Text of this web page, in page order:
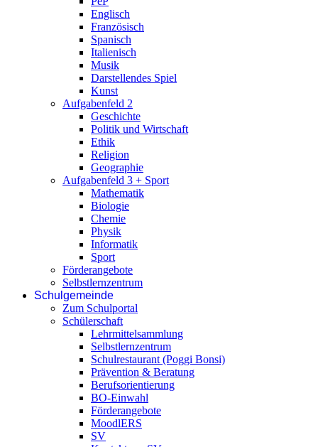
Englisch
Französisch
Spanisch
Italienisch
Musik
Darstellendes Spiel
Kunst
Aufgabenfeld 2
Geschichte
Politik und Wirtschaft
Ethik
Religion
Geographie
Aufgabenfeld 3 + Sport
Mathematik
Biologie
Chemie
Physik
Informatik
Sport
Förderangebote
Selbstlernzentrum
Schulgemeinde
Zum Schulportal
Schülerschaft
Lehrmittelsammlung
Selbstlernzentrum
Schulrestaurant (Poggi Bonsi)
Prävention & Beratung
Berufsorientierung
BO-Einwahl
Förderangebote
MoodlERS
SV